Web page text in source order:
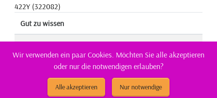
422Y (322082)
Gut zu wissen
Standard
Hersteller Adresse:
Tuchorazska 1347, 28201
Wir verwenden ein paar Cookies. Möchten Sie alle akzeptieren
oder nur die notwendigen erlauben?
Alle akzeptieren Nur notwendige